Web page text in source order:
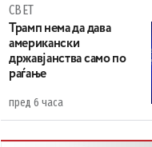
СВЕТ
Трамп нема да дава
американски
државјанства само по
раѓање
пред 6 часа